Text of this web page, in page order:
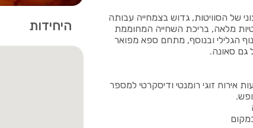
היחידות
של הסוויטות, גדוש בצמחייה עבותה
מלאה, בריכת השחייה המחוממת
הגלילי ובנוסף, מתחם ספא מפואר
גם סאונה.
אירוח זוגי רומנטי ודיסקרטי למספר